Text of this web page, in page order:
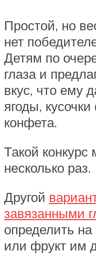
Простой, но
нет
Детям по
глаза и
вкус, что ему
ягоды,
конфета.
Такой
несколько раз.
Другой
завязанными
определить
или фрукт им